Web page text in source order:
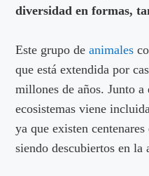
diversidad en formas,
Este grupo deanimales
que está extendida por
millones de años. Junto a
ecosistemas viene
ya que existen
siendo descubiertos en la